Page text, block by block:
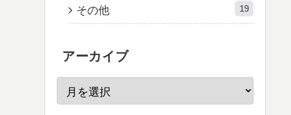
その他 19
アーカイブ